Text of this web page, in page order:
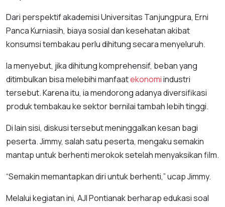
Dari perspektif akademisi Universitas Tanjungpura, Erni
Panca Kurniasih, biaya sosial dan kesehatan akibat
konsumsi tembakau perlu dihitung secara menyeluruh.
Ia menyebut, jika dihitung komprehensif, beban yang
ditimbulkan bisa melebihi manfaatekonomiindustri
tersebut. Karena itu, ia mendorong adanya diversifikasi
produk tembakau ke sektor bernilai tambah lebih tinggi.
Di lain sisi, diskusi tersebut meninggalkan kesan bagi
peserta. Jimmy, salah satu peserta, mengaku semakin
mantap untuk berhenti merokok setelah menyaksikan film.
“Semakin memantapkan diri untuk berhenti,” ucap Jimmy.
Melalui kegiatan ini, AJI Pontianak berharap edukasi soal